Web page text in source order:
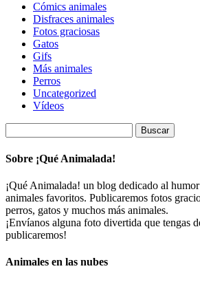
Cómics animales
Disfraces animales
Fotos graciosas
Gatos
Gifs
Más animales
Perros
Uncategorized
Vídeos
Sobre ¡Qué Animalada!
¡Qué Animalada! un blog dedicado al
animales favoritos. Publicaremos fotos
perros, gatos y muchos más animales.
¡Envíanos alguna foto divertida que tengas
publicaremos!
Animales en las nubes